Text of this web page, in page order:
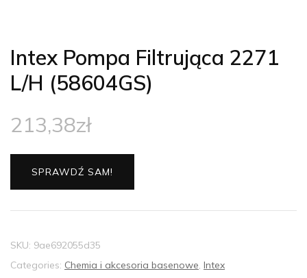
Intex Pompa Filtrująca 2271
L/H (58604GS)
213,38zł
SPRAWDŹ SAM!
SKU: 9ae692055d35
Categories: Chemia i akcesoria basenowe, Intex